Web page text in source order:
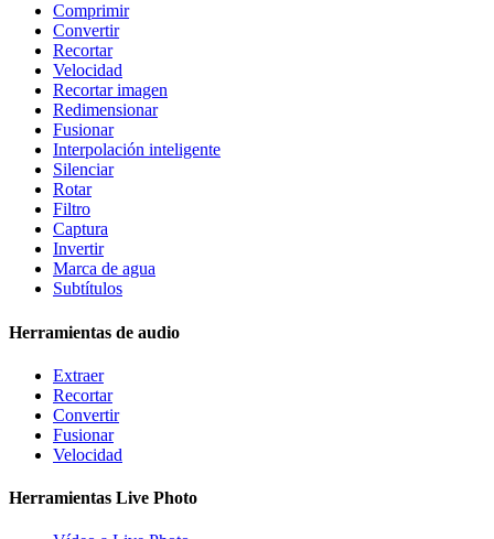
Comprimir
Convertir
Recortar
Velocidad
Recortar imagen
Redimensionar
Fusionar
Interpolación inteligente
Silenciar
Rotar
Filtro
Captura
Invertir
Marca de agua
Subtítulos
Herramientas de audio
Extraer
Recortar
Convertir
Fusionar
Velocidad
Herramientas Live Photo